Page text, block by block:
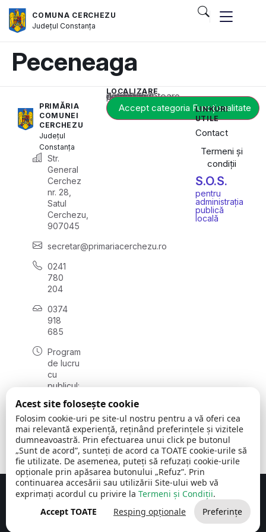
COMUNA CERCHEZU
JudețulConstanța
Peceneaga
PRIMĂRIA
COMUNEI
CERCHEZU
Județul
Constanța
Str.
General
Cerchez
nr. 28,
Satul
Cerchezu,
907045
secretar@primariacerchezu.ro
0241
780
204
0374
918
685
Program
de lucru
cu
publicul:
08:00 -
16:30
, vineri:
08:00 -
14:00
LOCALIZARE
Acest conținut este blocat până când acceptați categoria corespunzătoare de cookie-uri.
Accept categoria Funcționalitate
LINKURI
UTILE
Contact
Termeni și
condiții
S.O.S.
pentru
administrația
publică
locală
Comuna Cerchezu © 2026Toate drepturile rezervate
Concept realizat de Big Media Relații Publice SRL
Acest site folosește cookie
Folosim cookie-uri pe site-ul nostru pentru a vă oferi cea
mai relevantă experiență, reținând preferințele și vizitele
dumneavoastră. Prin efectuarea unui click pe butonul
„Sunt de acord”, sunteți de acord ca TOATE cookie-urile să
fie utilizate. De asemenea, puteți să refuzați cookie-urile
opționale prin apăsarea butonului „Refuz”. Prin
continuarea accesării sau utilizării Site-ului web vă
exprimați acordul cu privire la Termeni și Condiții.
Accept TOATE
Resping opționale Preferințe